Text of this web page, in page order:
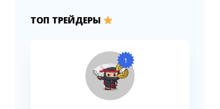
ТОП ТРЕЙДЕРЫ
1